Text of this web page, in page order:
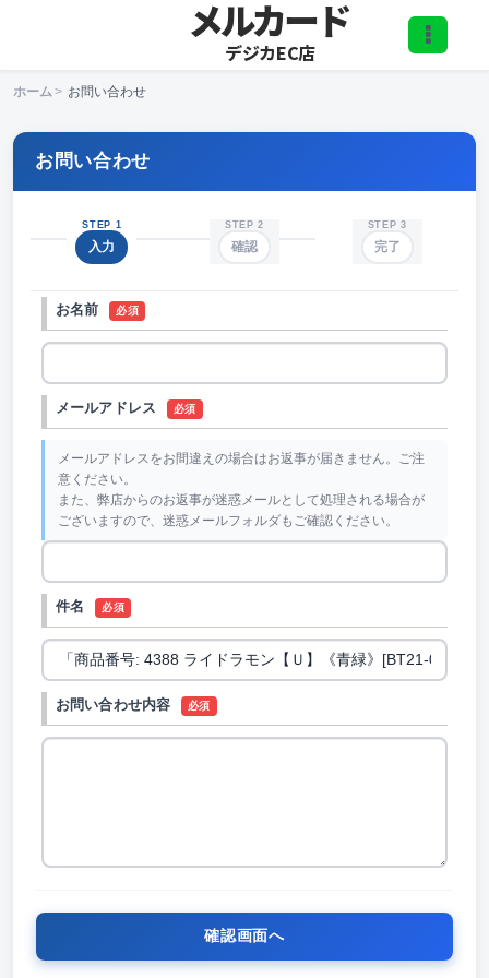
メルカード
デジカEC店
ホーム> お問い合わせ
お問い合わせ
STEP 1
入力
STEP 2
確認
STEP 3
完了
お名前 必須
メールアドレス 必須
メールアドレスをお間違えの場合はお返事が届きません。ご注
意ください。
また、弊店からのお返事が迷惑メールとして処理される場合が
ございますので、迷惑メールフォルダもご確認ください。
件名 必須
お問い合わせ内容 必須
確認画面へ